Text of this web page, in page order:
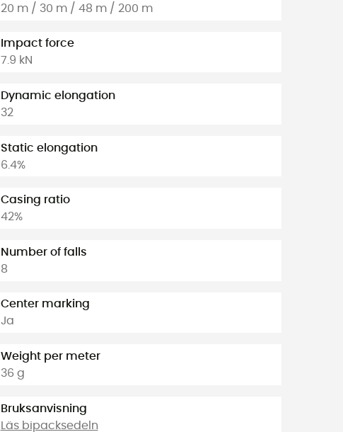
20 m / 30 m / 48 m / 200 m
Impact force
7.9 kN
Dynamic elongation
32
Static elongation
6.4%
Casing ratio
42%
Number of falls
8
Center marking
Ja
Weight per meter
36 g
Bruksanvisning
Läs bipacksedeln